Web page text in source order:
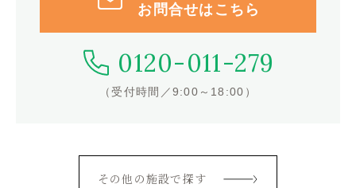
お問合せはこちら
0120-011-279
（受付時間／9:00～18:00）
その他の施設で探す